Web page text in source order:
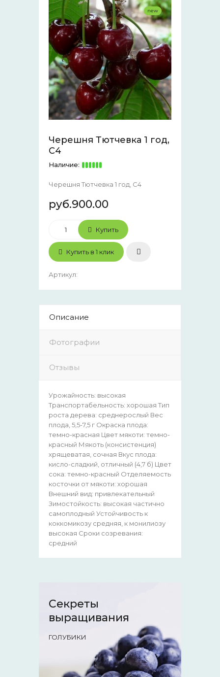
new
Черешня Тютчевка 1 год,
С4
Наличие:
Черешня Тютчевка 1 год, С4
руб.900.00
Купить
Купить в 1 клик
Артикул:
Описание
Фотографии
Отзывы
Урожайность: высокая
Транспортабельность: хорошая Тип
роста дерева: среднерослый Вес
плода, 5,5-7,5 г Окраска плода:
темно-красная Цвет мякоти: темно-
красный Мякоть (консистенция)
хрящеватая, сочная Вкус плода:
кисло-сладкий, отличный (4,7 б) Цвет
сока: темно-красный Отделяемость
косточки от мякоти: хорошая
Внешний вид: привлекательный
Зимостойкость: высокая частично
самоплодный Устойчивость к
коккомикозу средняя, к монилиозу
высокая Сроки созревания:
средний
Секреты
выращивания
ГОЛУБИКИ